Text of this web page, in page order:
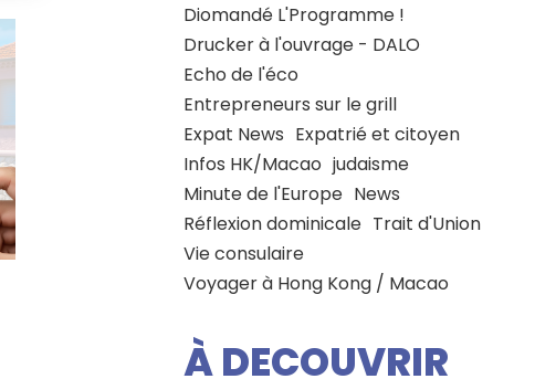
Diomandé L'Programme !
Drucker à l'ouvrage - DALO
Echo de l'éco
Entrepreneurs sur le grill
Expat News Expatrié et citoyen
Infos HK/Macao judaisme
Minute de l'Europe News
Réflexion dominicale Trait d'Union
Vie consulaire
Voyager à Hong Kong / Macao
À DECOUVRIR